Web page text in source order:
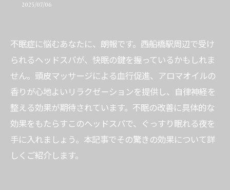
2025/07/06
不眠症に悩むあなたに、朗報です。西船橋駅周辺で受け
られるヘッドスパが、快眠の鍵を握っているかもしれま
せん。頭皮マッサージによる血行促進、アロマオイルの
香りが心地よいリラクゼーションを提供し、自律神経を
整える効果が期待されています。不眠の改善に具体的な
効果をもたらすこのヘッドスパで、ぐっすり眠れる夜を
手に入れましょう。本記事でその驚きの効果について詳
しくご紹介します。